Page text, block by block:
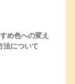
め色への変え
法について